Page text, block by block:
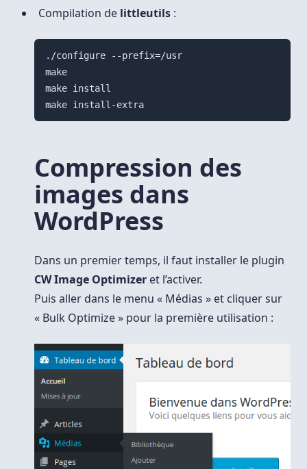
Compilation de littleutils :
./configure --prefix=/usr
make
make install
make install-extra
Compression des
images dans
WordPress
Dans un premier temps, il faut installer le plugin
CW Image Optimizer et l’activer.
Puis aller dans le menu « Médias » et cliquer sur
« Bulk Optimize » pour la première utilisation :